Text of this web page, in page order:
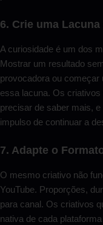
6. Crie uma
A curiosidade é um dos
Mostrar um resultado
provocadora ou
essa lacuna. Os
precisar de saber mais,
impulso de continuar a
7. Adapte o
O mesmo criativo não
YouTube. Proporções,
para canal. Os criativos
nativa de cada